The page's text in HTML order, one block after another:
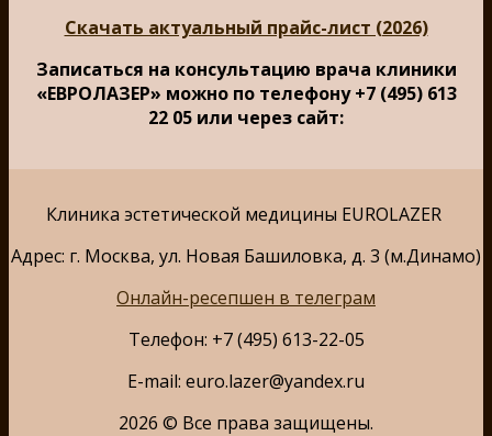
Скачать актуальный прайс-лист (2026)
Записаться на консультацию врача клиники
«ЕВРОЛАЗЕР» можно по телефону +7 (495) 613
22 05 или через сайт:
Клиника эстетической медицины EUROLAZER
Адрес: г. Москва, ул. Новая Башиловка, д. 3 (м.Динамо)
Онлайн-ресепшен в телеграм
Телефон: +7 (495) 613-22-05
E-mail: euro.lazer@yandex.ru
2026 © Все права защищены.